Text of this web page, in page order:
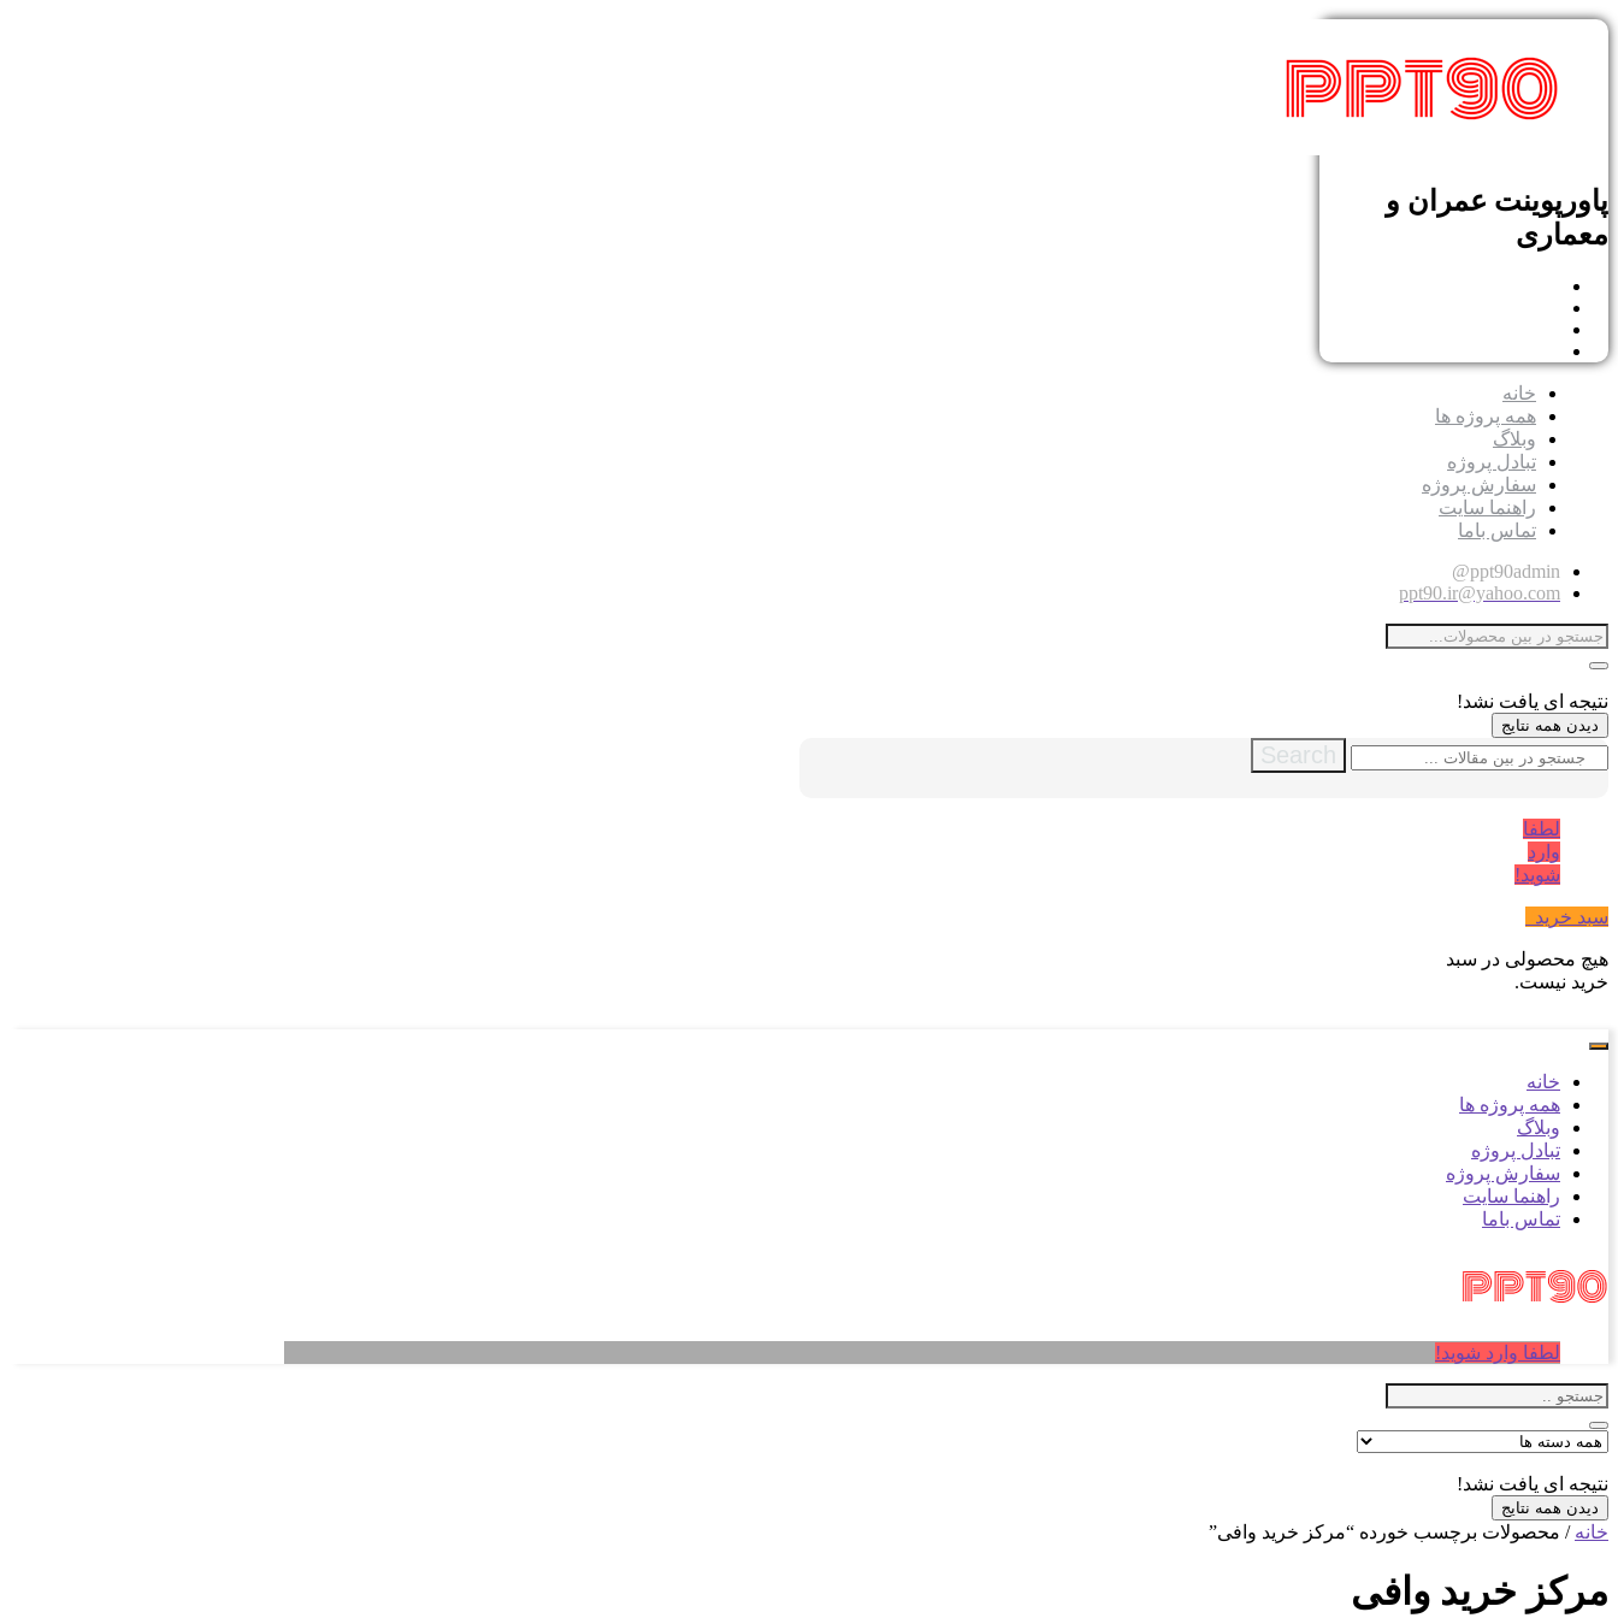
پاورپوینت عمران و
معماری
خانه
همه پروژه ها
وبلاگ
تبادل پروژه
سفارش پروژه
راهنما سایت
تماس باما
ppt90admin@
ppt90.ir@yahoo.com
نتیجه ای یافت نشد!
دیدن همه نتایج
Search
لطفا
وارد
شوید!
سبد خرید
هیچ محصولی در سبد
خرید نیست.
خانه
همه پروژه ها
وبلاگ
تبادل پروژه
سفارش پروژه
راهنما سایت
تماس باما
لطفا وارد شوید!
نتیجه ای یافت نشد!
دیدن همه نتایج
خانه / محصولات برچسب خورده “مرکز خرید وافی”
مرکز خرید وافی